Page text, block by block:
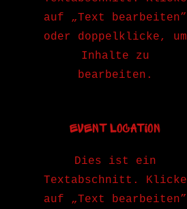
auf „Text bearbeiten”
oder doppelklicke, um
Inhalte zu
bearbeiten.
Event Location
Dies ist ein
Textabschnitt. Klicke
auf „Text bearbeiten”